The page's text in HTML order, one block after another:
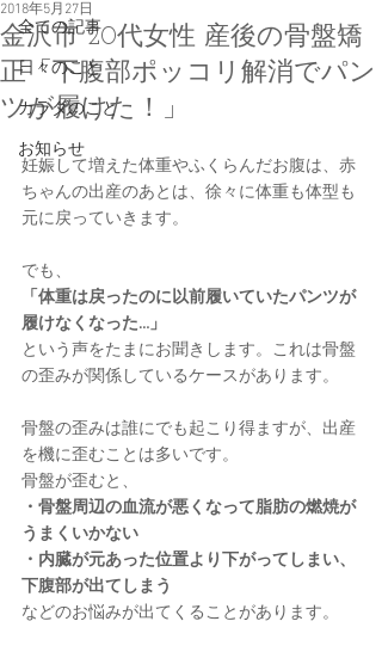
全ての記事
日々のこと
カラダのこと
お知らせ
金沢市 20代女性 産後の骨盤矯
正「下腹部ポッコリ解消でパン
ツが履けた！」
2018年5月27日
妊娠して増えた体重やふくらんだお腹は、赤
ちゃんの出産のあとは、徐々に体重も体型も
元に戻っていきます。
でも、
「体重は戻ったのに以前履いていたパンツが
履けなくなった…」
という声をたまにお聞きします。これは骨盤
の歪みが関係しているケースがあります。
骨盤の歪みは誰にでも起こり得ますが、出産
を機に歪むことは多いです。
骨盤が歪むと、
・骨盤周辺の血流が悪くなって脂肪の燃焼が
うまくいかない
・内臓が元あった位置より下がってしまい、
下腹部が出てしまう
などのお悩みが出てくることがあります。